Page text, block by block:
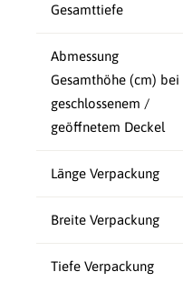
Gesamttiefe
Abmessung
Gesamthöhe (cm) bei
geschlossenem /
geöffnetem Deckel
Länge Verpackung
Breite Verpackung
Tiefe Verpackung